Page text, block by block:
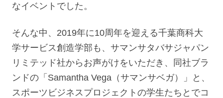
なイベントでした。
そんな中、2019年に10周年を迎える千葉商科大
学サービス創造学部も、サマンサタバサジャパン
リミテッド社からお声がけをいただき、同社ブラ
ンドの「Samantha Vega（サマンサベガ）」と、
スポーツビジネスプロジェクトの学生たちとでコ